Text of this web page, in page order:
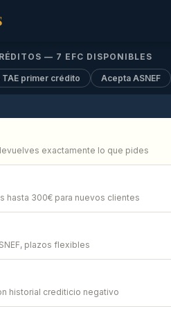
— 7 EFC DISPONIBLES
TAE primer crédito Acepta ASNEF
exactamente lo que pides
hasta 300€ para nuevos clientes
plazos flexibles
historial crediticio negativo